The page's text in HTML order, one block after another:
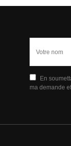
En
ma demande